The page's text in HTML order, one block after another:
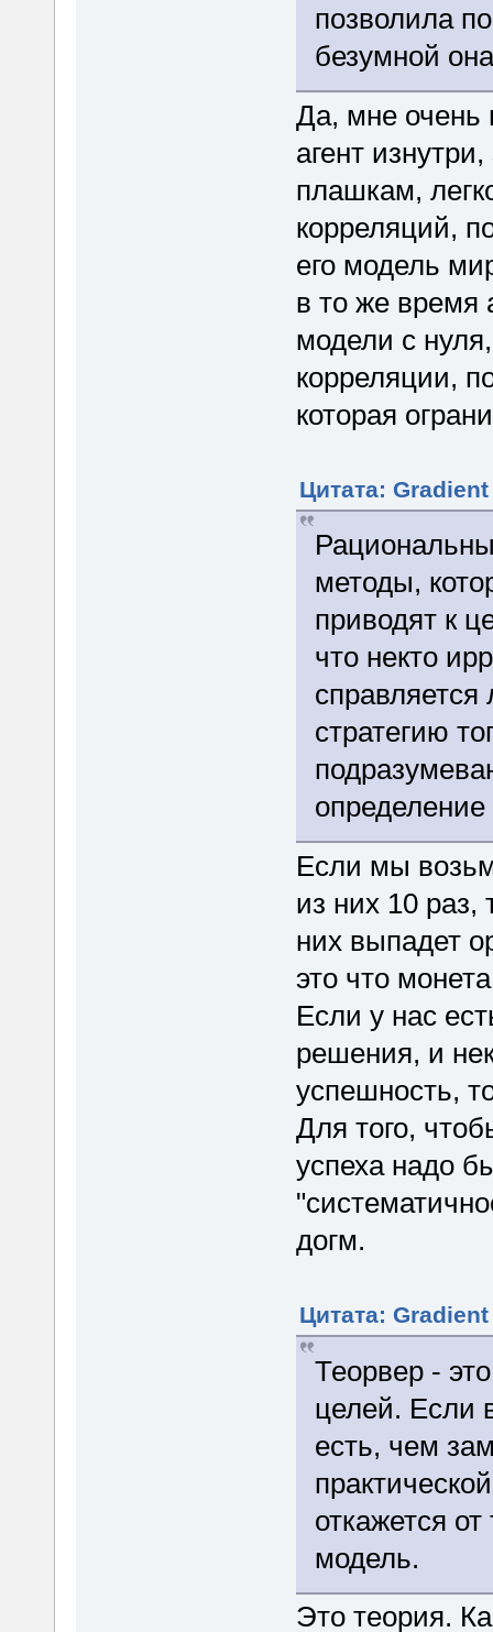
позволила
безумной
Да, мне очень
агент
плашкам,
корреляций,
его модель
в то же время
модели с
корреляции,
которая
Цитата:
методы,
приводят к
что некто
стратегию
Если мы
из них 10 раз,
них выпадет
это что
Если у нас
решения, и
успешность,
Для того,
успеха надо
догм.
Цитата:
Теорвер -
целей. Если
есть, чем
откажется
модель.
Это теория.